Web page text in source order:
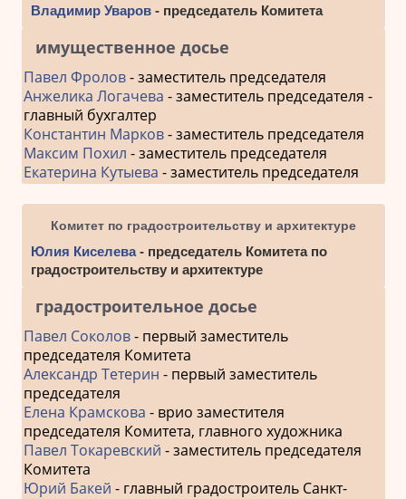
Владимир Уваров- председатель Комитета
имущественное досье
Павел Фролов- заместитель председателя
Анжелика Логачева - заместитель председателя -
главный бухгалтер
Константин Марков- заместитель председателя
Максим Похил - заместитель председателя
Екатерина Кутыева - заместитель председателя
Комитет по градостроительству и архитектуре
Юлия Киселева- председатель Комитета по
градостроительству и архитектуре
градостроительное досье
Павел Соколов- первый заместитель
председателя Комитета
Александр Тетерин - первый заместитель
председателя
Елена Крамскова - врио заместителя
председателя Комитета, главного художника
Павел Токаревский - заместитель председателя
Комитета
Юрий Бакей - главный градостроитель Санкт-